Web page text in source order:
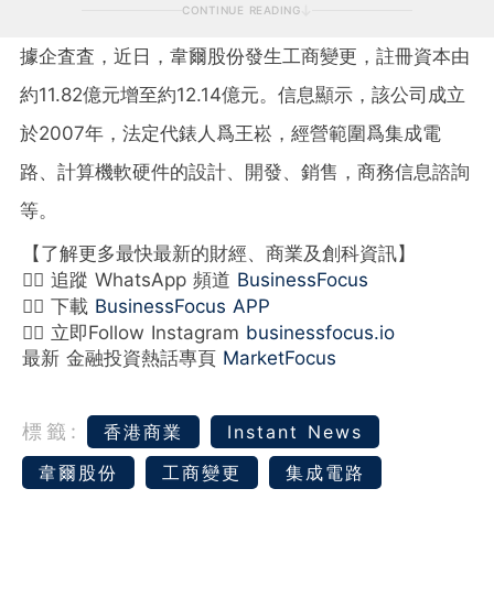
CONTINUE READING
據企査査，近日，韋爾股份發生工商變更，註冊資本由
約11.82億元增至約12.14億元。信息顯示，該公司成立
於2007年，法定代錶人爲王崧，經營範圍爲集成電
路、計算機軟硬件的設計、開發、銷售，商務信息諮詢
等。
【了解更多最快最新的財經、商業及創科資訊】
👉🏻 追蹤 WhatsApp 頻道 BusinessFocus
👉🏻 下載 BusinessFocus APP
👉🏻 立即Follow Instagram businessfocus.io
最新 金融投資熱話專頁 MarketFocus
標籤: 香港商業
Instant News
韋爾股份
工商變更 集成電路